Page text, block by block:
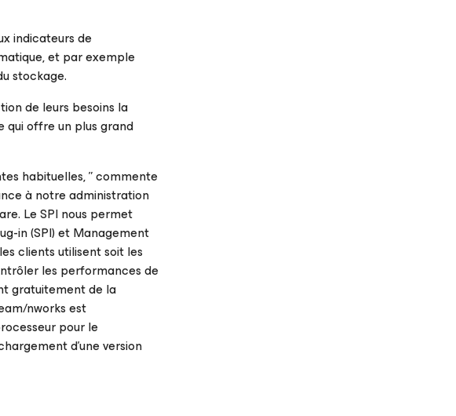
indicateurs de
et par exemple
stockage.
de leurs besoins la
qui offre un plus grand
habituelles, ” commente
à notre administration
Le SPI nous permet
in (SPI) et Management
clients utilisent soit les
les performances de
gratuitement de la
nworks est
pour le
d’une version